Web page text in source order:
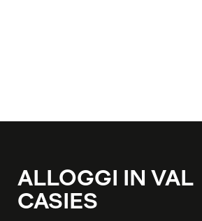
ALLOGGI IN VAL
CASIES